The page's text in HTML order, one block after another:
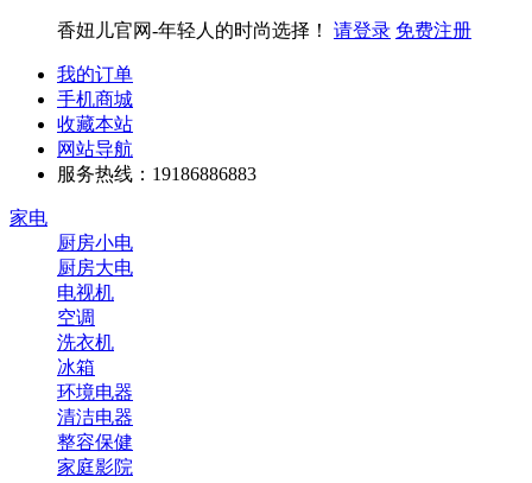
香妞儿官网-年轻人的时尚选择！ 请登录 免费注册
我的订单
手机商城
收藏本站
网站导航
服务热线：19186886883
家电
厨房小电
厨房大电
电视机
空调
洗衣机
冰箱
环境电器
清洁电器
整容保健
家庭影院